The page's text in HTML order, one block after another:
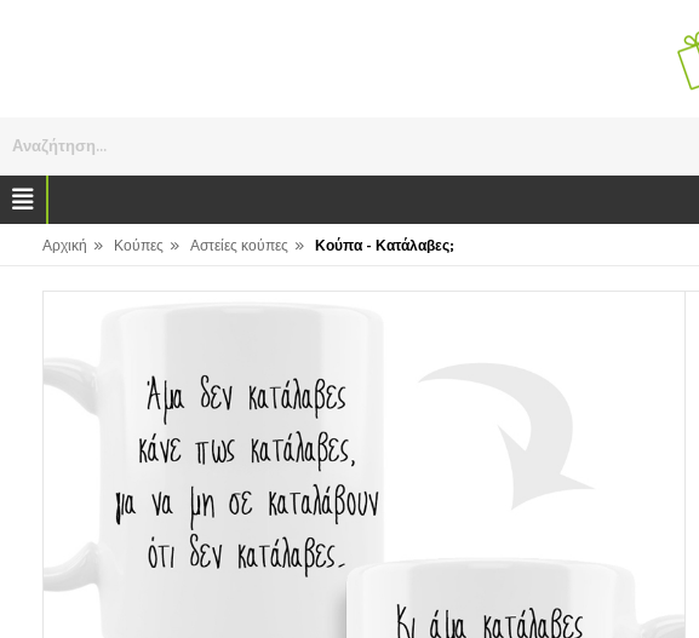
Αναζήτηση...
Αρχική » Κούπες » Αστείες κούπες » Κούπα - Κατάλαβες;